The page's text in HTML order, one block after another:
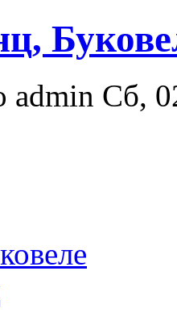
admin Сб,